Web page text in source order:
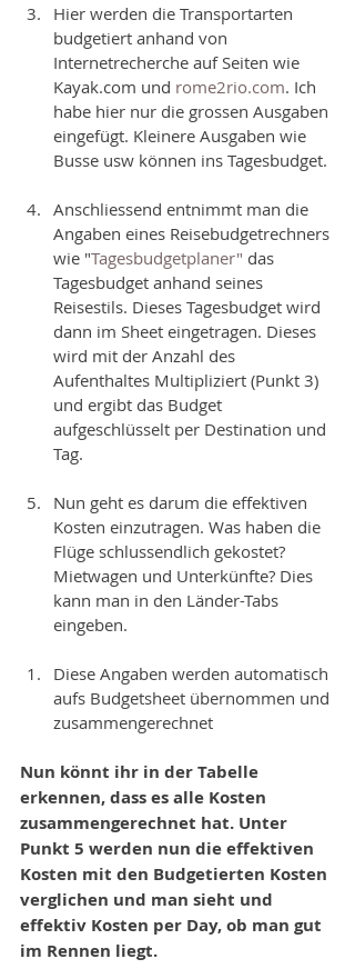
Hier werden die Transportarten
budgetiert anhand von
Internetrecherche auf Seiten wie
Kayak.com und rome2rio.com. Ich
habe hier nur die grossen Ausgaben
eingefügt. Kleinere Ausgaben wie
Busse usw können ins Tagesbudget.
Anschliessend entnimmt man die
Angaben eines Reisebudgetrechners
wie "Tagesbudgetplaner" das
Tagesbudget anhand seines
Reisestils. Dieses Tagesbudget wird
dann im Sheet eingetragen. Dieses
wird mit der Anzahl des
Aufenthaltes Multipliziert (Punkt 3)
und ergibt das Budget
aufgeschlüsselt per Destination und
Tag.
Nun geht es darum die effektiven
Kosten einzutragen. Was haben die
Flüge schlussendlich gekostet?
Mietwagen und Unterkünfte? Dies
kann man in den Länder-Tabs
eingeben.
Diese Angaben werden automatisch
aufs Budgetsheet übernommen und
zusammengerechnet
Nun könnt ihr in der Tabelle
erkennen, dass es alle Kosten
zusammengerechnet hat. Unter
Punkt 5 werden nun die effektiven
Kosten mit den Budgetierten Kosten
verglichen und man sieht und
effektiv Kosten per Day, ob man gut
im Rennen liegt.